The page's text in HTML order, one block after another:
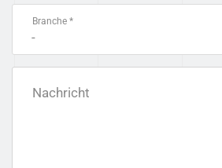
Branche *
-
Nachricht